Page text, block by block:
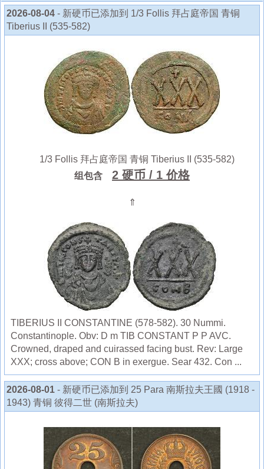
2026-08-04 - 新硬币已添加到 1/3 Follis 拜占庭帝国 青铜
Tiberius II (535-582)
1/3 Follis 拜占庭帝国 青铜 Tiberius II (535-582)
组包含
2 硬币 / 1 价格
⇑
TIBERIUS II CONSTANTINE (578-582). 30 Nummi.
Constantinople. Obv: D m TIB CONSTANT P P AVC.
Crowned, draped and cuirassed facing bust. Rev: Large
XXX; cross above; CON B in exergue. Sear 432. Con ...
2026-08-01 - 新硬币已添加到 25 Para 南斯拉夫王國 (1918 -
1943) 青铜 彼得二世 (南斯拉夫)